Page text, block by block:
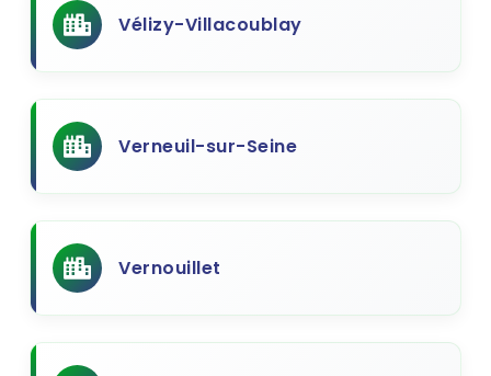
Vélizy-Villacoublay
Verneuil-sur-Seine
Vernouillet